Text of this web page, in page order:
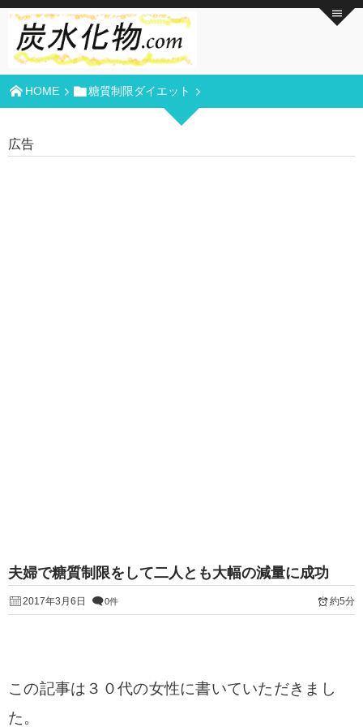
HOME 糖質制限ダイエット
広告
夫婦で糖質制限をして二人とも大幅の減量に成功
2017年3月6日 0件 約5分
この記事は３０代の女性に書いていただきまし
た。